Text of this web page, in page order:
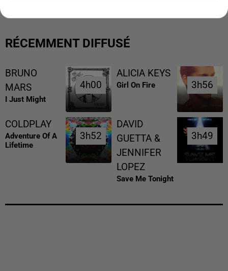
RÉCEMMENT DIFFUSÉ
BRUNO
MARS
I Just Might
4h00
4h00
ALICIA KEYS
Girl On Fire 3h56
3h56
COLDPLAY
Adventure Of A
Lifetime
3h52
3h52
DAVID
GUETTA &
JENNIFER
LOPEZ
Save Me Tonight
3h49
3h49